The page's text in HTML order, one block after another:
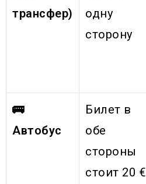
трансфер)
одну
сторону
🚌
Автобус
Билет в
обе
стороны
стоит 20 €